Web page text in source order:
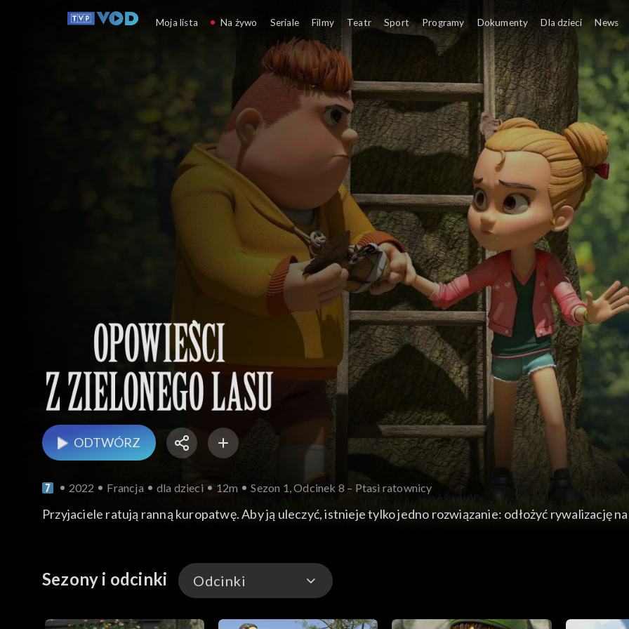
ODTWÓRZ
2022 Francja dla dzieci 12m Sezon 1, Odcinek 8 – Ptasi ratownicy
Przyjaciele ratują ranną kuropatwę. Aby ją uleczyć, istnieje tylko jedno rozwiązanie: odłożyć rywalizację
Sezony i odcinki Odcinki
Odcinki
Moja lista Na żywo Seriale Filmy Teatr Sport Programy Dokumenty Dla dzieci News